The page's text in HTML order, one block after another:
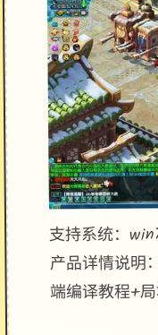
支持系统：
产品详情说明
端编译教程+